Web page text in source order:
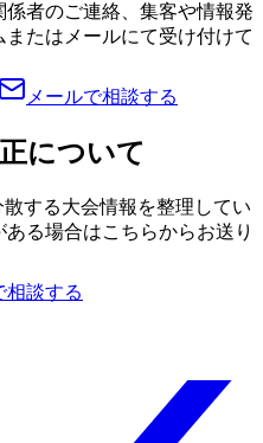
者のご連絡、集客や情報発
たはメールにて受け付けて
メールで相談する
について
する大会情報を整理してい
る場合はこちらからお送り
相談する